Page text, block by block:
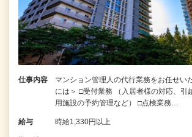
仕事内容
マンション管理人の代行業務をお任せい
には＞ □受付業務 （入居者様の対応、引
用施設の予約管理など） □点検業務…
給与 時給1,330円以上